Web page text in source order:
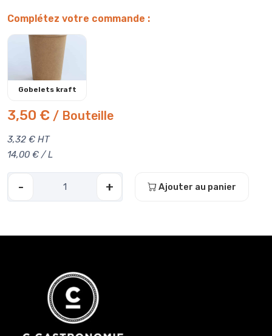
Complétez votre commande :
Gobelets kraft
3,50 € / Bouteille
3,32 € HT
14,00 € / L
- + Ajouter au panier